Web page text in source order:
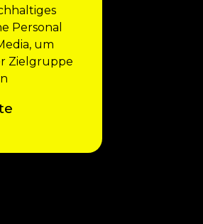
Personal
um
Zielgruppe